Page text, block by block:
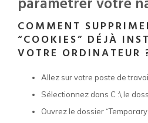
paramétrer votre
COMMENT
“COOKIES” DÉJÀ
VOTRE ORDINATEUR
Allez sur votre poste de
Sélectionnez dans C :\ le
Ouvrez le dossier